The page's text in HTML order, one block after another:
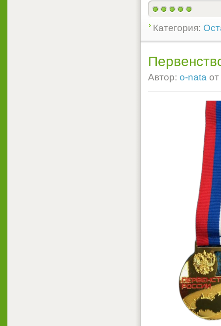
Категория:
Автор: o-nata от